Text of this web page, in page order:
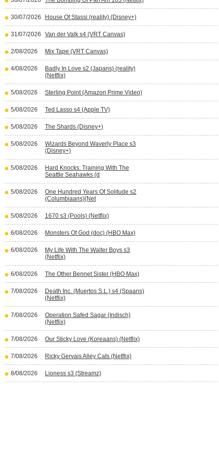
30/07/2026 House Of Stassi (reality) (Disney+)
31/07/2026 Van der Valk s4 (VRT Canvas)
2/08/2026 Mix Tape (VRT Canvas)
4/08/2026
Badly In Love s2 (Japans) (reality)
(Netflix)
5/08/2026 Sterling Point (Amazon Prime Video)
5/08/2026 Ted Lasso s4 (Apple TV)
5/08/2026 The Shards (Disney+)
5/08/2026
Wizards Beyond Waverly Place s3
(Disney+)
5/08/2026
Hard Knocks: Training With The
Seattle Seahawks (d
5/08/2026
One Hundred Years Of Solitude s2
(Columbiaans)(Net
5/08/2026 1670 s3 (Pools) (Netflix)
6/08/2026 Monsters Of God (doc) (HBO Max)
6/08/2026
My Life With The Walter Boys s3
(Netflix)
6/08/2026 The Other Bennet Sister (HBO Max)
7/08/2026
Death Inc. (Muertos S.L.) s4 (Spaans)
(Netflix)
7/08/2026
Operation Safed Sagar (Indisch)
(Netflix)
7/08/2026 Our Sticky Love (Koreaans) (Netflix)
7/08/2026 Ricky Gervais Alley Cats (Netflix)
8/08/2026 Lioness s3 (Streamz)